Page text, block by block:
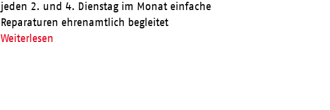
jeden 2. und 4. Dienstag im Monat einfache
Reparaturen ehrenamtlich begleitet
Weiterlesen